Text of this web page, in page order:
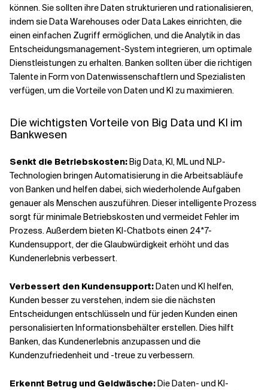
können. Sie sollten ihre Daten strukturieren und rationalisieren,
indem sie Data Warehouses oder Data Lakes einrichten, die
einen einfachen Zugriff ermöglichen, und die Analytik in das
Entscheidungsmanagement-System integrieren, um optimale
Dienstleistungen zu erhalten. Banken sollten über die richtigen
Talente in Form von Datenwissenschaftlern und Spezialisten
verfügen, um die Vorteile von Daten und KI zu maximieren.
Die wichtigsten Vorteile von Big Data und KI im
Bankwesen
Senkt die Betriebskosten:Big Data, KI, ML und NLP-
Technologien bringen Automatisierung in die Arbeitsabläufe
von Banken und helfen dabei, sich wiederholende Aufgaben
genauer als Menschen auszuführen. Dieser intelligente Prozess
sorgt für minimale Betriebskosten und vermeidet Fehler im
Prozess. Außerdem bieten KI-Chatbots einen 24*7-
Kundensupport, der die Glaubwürdigkeit erhöht und das
Kundenerlebnis verbessert.
Verbessert den Kundensupport:Daten und KI helfen,
Kunden besser zu verstehen, indem sie die nächsten
Entscheidungen entschlüsseln und für jeden Kunden einen
personalisierten Informationsbehälter erstellen. Dies hilft
Banken, das Kundenerlebnis anzupassen und die
Kundenzufriedenheit und -treue zu verbessern.
Erkennt Betrug und Geldwäsche:Die Daten- und KI-